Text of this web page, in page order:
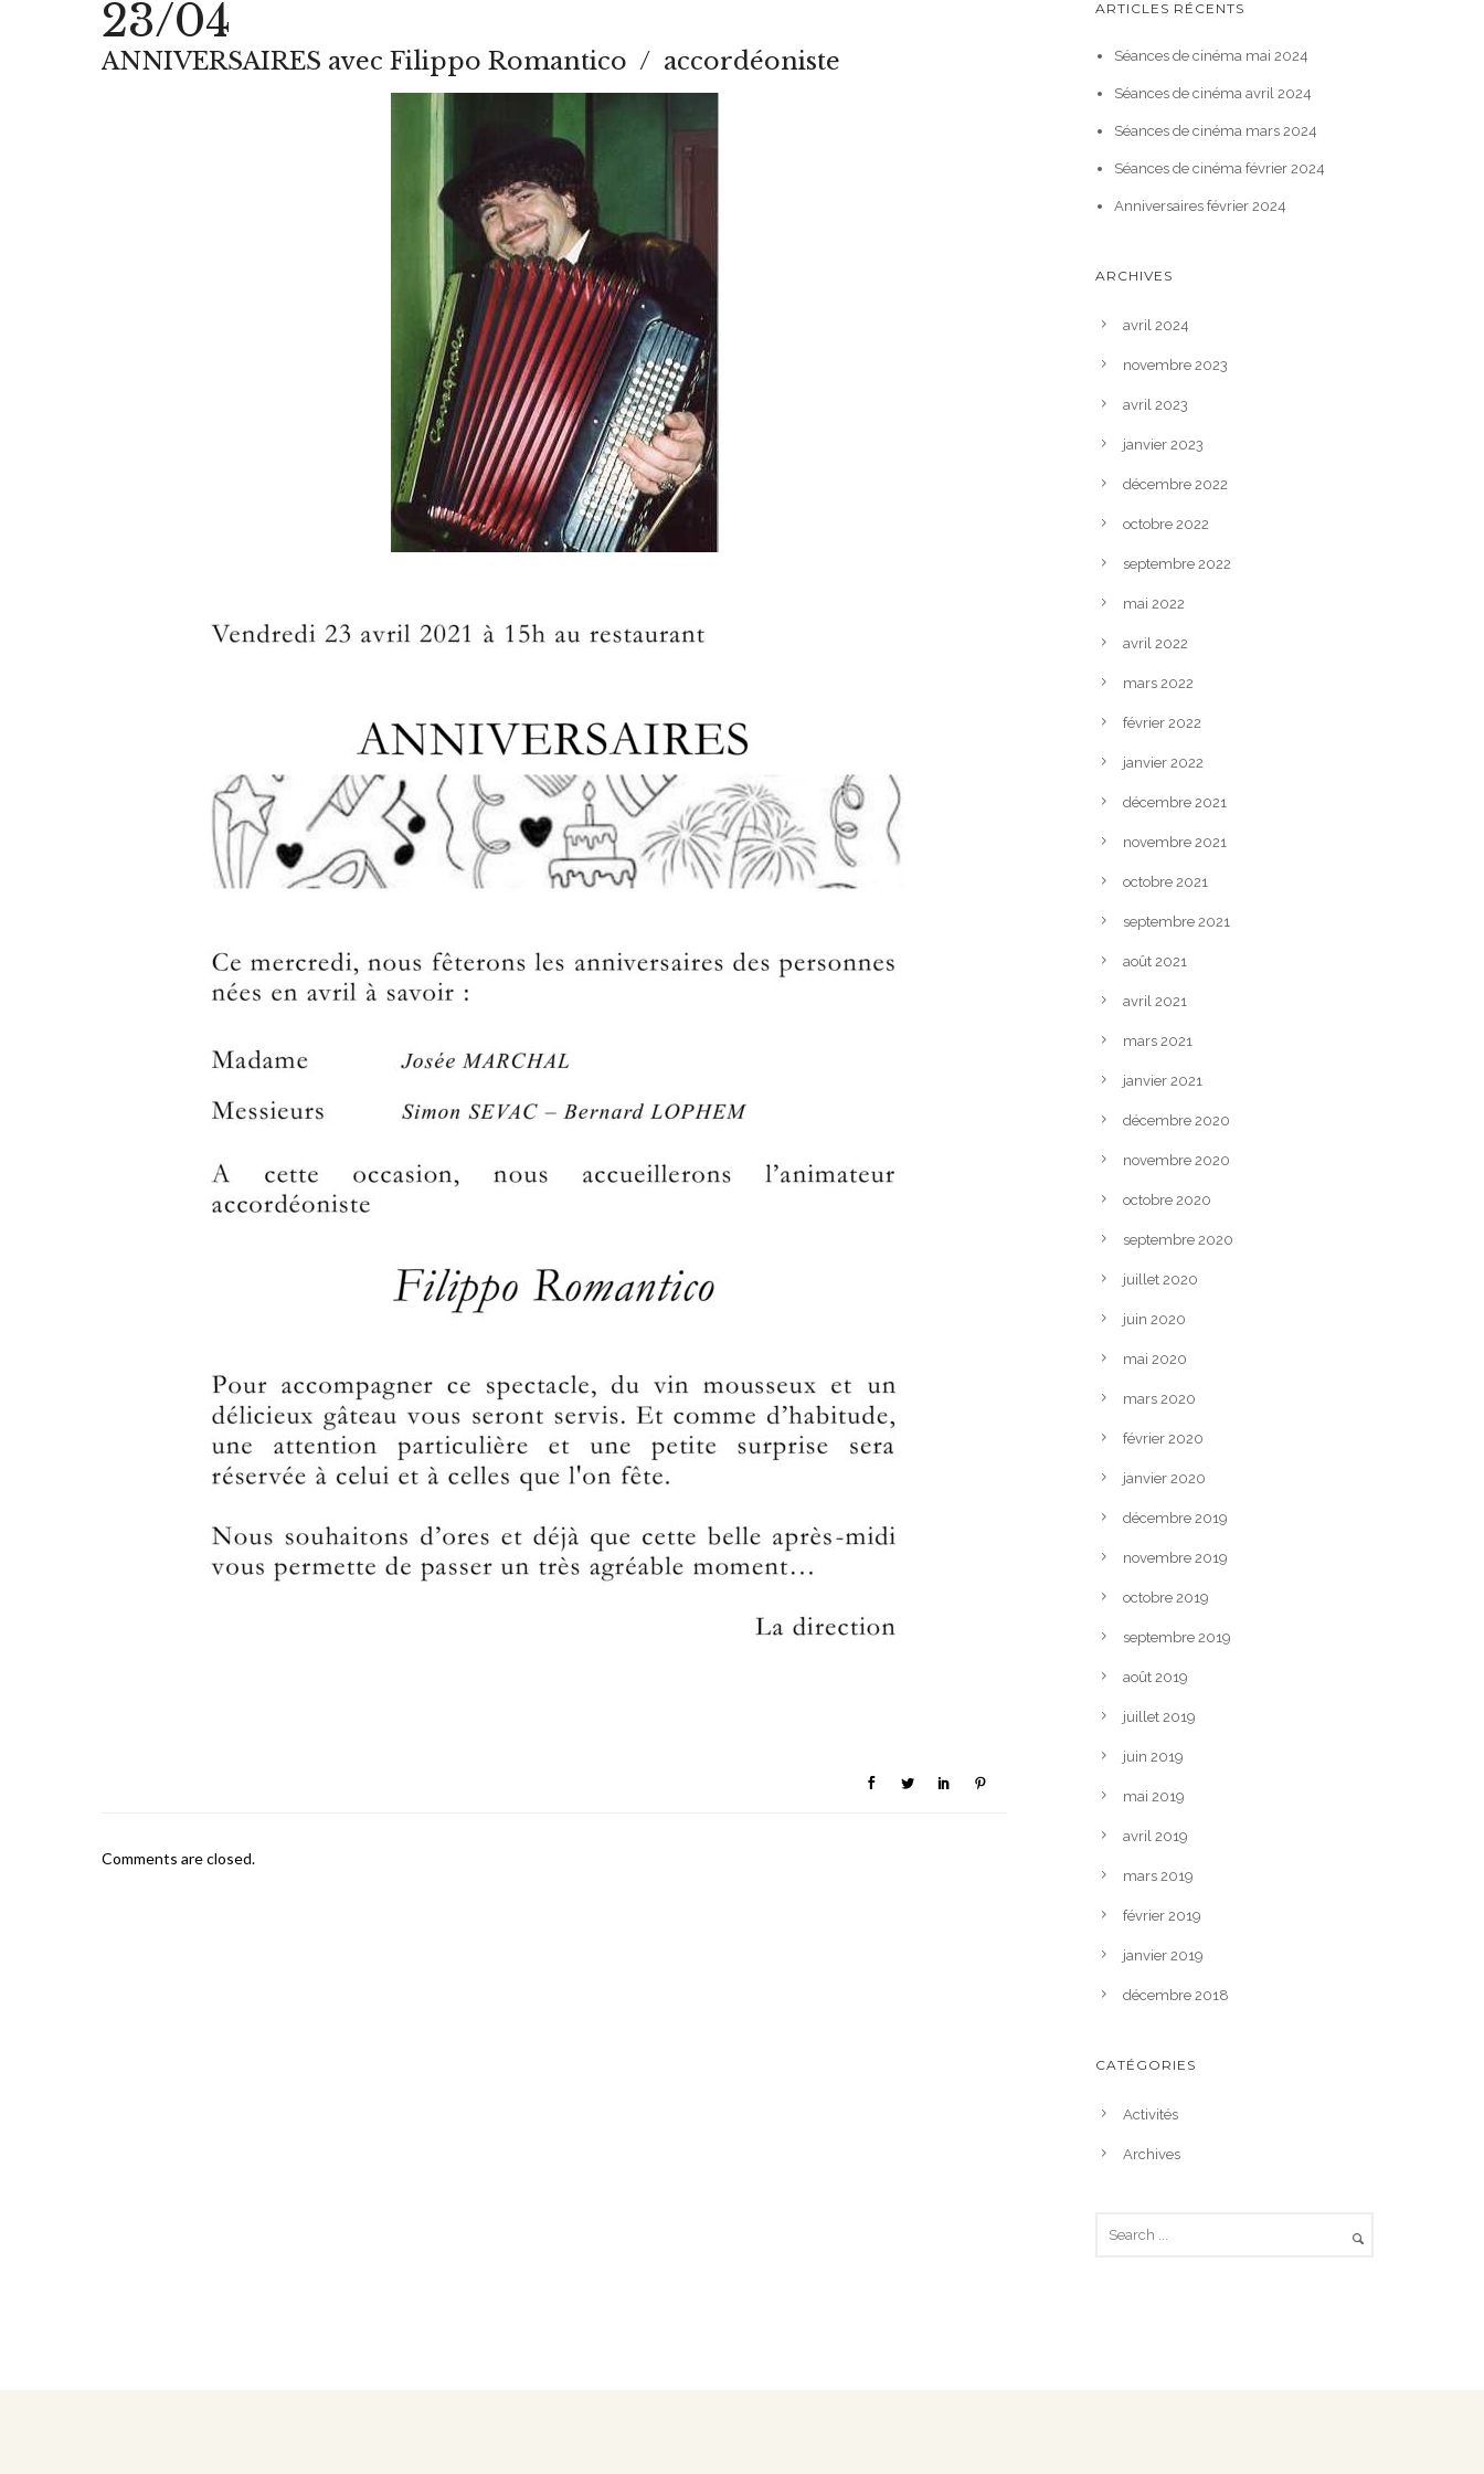
23/04
ANNIVERSAIRES avec Filippo Romantico / accordéoniste
Comments are closed.
ARTICLES RÉCENTS
Séances de cinéma mai 2024
Séances de cinéma avril 2024
Séances de cinéma mars 2024
Séances de cinéma février 2024
Anniversaires février 2024
ARCHIVES
avril 2024
novembre 2023
avril 2023
janvier 2023
décembre 2022
octobre 2022
septembre 2022
mai 2022
avril 2022
mars 2022
février 2022
janvier 2022
décembre 2021
novembre 2021
octobre 2021
septembre 2021
août 2021
avril 2021
mars 2021
janvier 2021
décembre 2020
novembre 2020
octobre 2020
septembre 2020
juillet 2020
juin 2020
mai 2020
mars 2020
février 2020
janvier 2020
décembre 2019
novembre 2019
octobre 2019
septembre 2019
août 2019
juillet 2019
juin 2019
mai 2019
avril 2019
mars 2019
février 2019
janvier 2019
décembre 2018
CATÉGORIES
Activités
Archives